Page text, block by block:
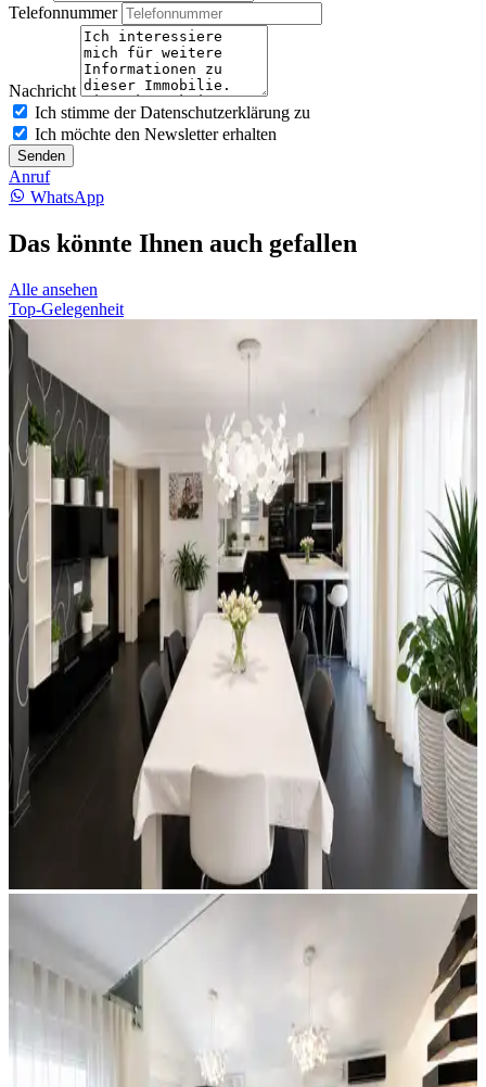
Telefonnummer
Nachricht
Ich stimme der Datenschutzerklärung zu
Ich möchte den Newsletter erhalten
Senden
Anruf
WhatsApp
Das könnte Ihnen auch gefallen
Alle ansehen
Top-Gelegenheit